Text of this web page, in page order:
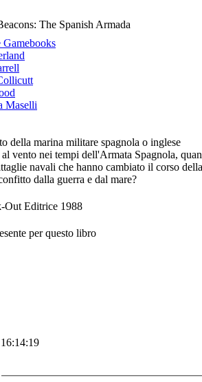
The Spanish Armada
Maselli
della marina militare spagnola o inglese
vento nei tempi dell'Armata Spagnola,
navali che hanno cambiato il corso
dalla guerra e dal mare?
Out Editrice 1988
per questo libro